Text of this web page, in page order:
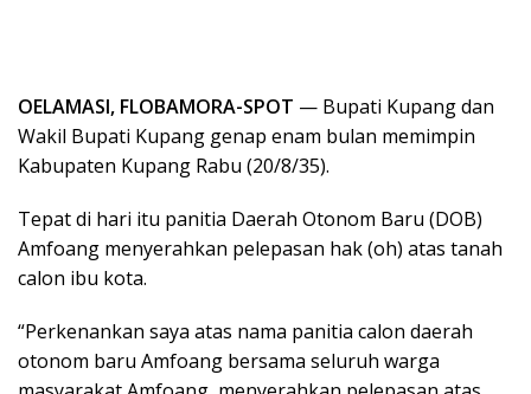
OELAMASI, FLOBAMORA-SPOT — Bupati Kupang dan
Wakil Bupati Kupang genap enam bulan memimpin
Kabupaten Kupang Rabu (20/8/35).
Tepat di hari itu panitia Daerah Otonom Baru (DOB)
Amfoang menyerahkan pelepasan hak (oh) atas tanah
calon ibu kota.
“Perkenankan saya atas nama panitia calon daerah
otonom baru Amfoang bersama seluruh warga